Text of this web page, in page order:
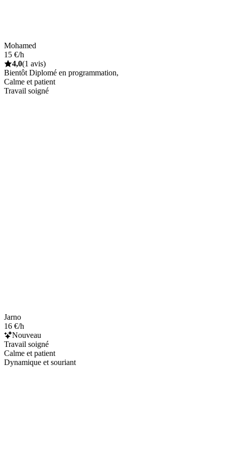
Mohamed
15 €/h
4,0(1 avis)
Bientôt Diplomé en programmation,
Calme et patient
Travail soigné
Jarno
16 €/h
Nouveau
Travail soigné
Calme et patient
Dynamique et souriant